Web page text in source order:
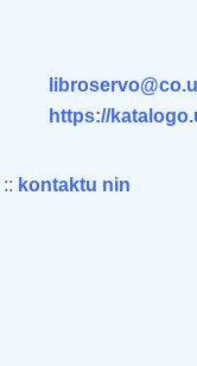
https://
:: kontaktu nin